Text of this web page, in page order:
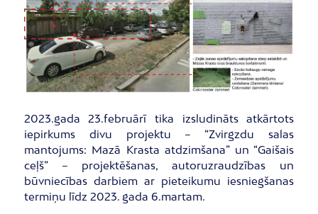
2023.gada 23.februārī tika izsludināts atkārtots
iepirkums divu projektu – “Zvirgzdu salas
mantojums: Mazā Krasta atdzimšana” un “Gaišais
ceļš” – projektēšanas, autoruzraudzības un
būvniecības darbiem ar pieteikumu iesniegšanas
termiņu līdz 2023. gada 6.martam.